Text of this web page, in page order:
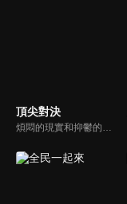
頂尖對決
煩悶的現實和抑鬱的社會，你需要的就是笑、大聲笑、開口笑，《頂尖對決》就要你笑到落ㄟ骸，最具綜藝實力的庹宗康，和喜感十足的納豆各自領軍對抗，藝人搞笑pk笑果十足，《頂尖對決》讓你忘掉一週煩惱！